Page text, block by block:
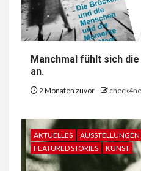
Manchmal fühlt sich
an.
2 Monaten zuvor
AKTUELLES
AUSSTELLUNGEN
FEATURED STORIES
KUNST